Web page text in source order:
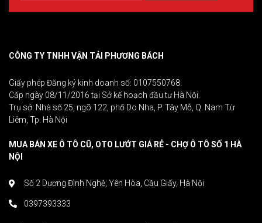
CÔNG TY TNHH VẬN TẢI PHƯƠNG BÁCH
Giấy phép Đăng ký kinh doanh số: 0107550768.
Cấp ngày 08/11/2016 tại Sở kế hoạch đầu tư Hà Nội.
Trụ sở: Nhà số 25, ngõ 122, phố Do Nha, P. Tây Mỗ, Q. Nam Từ
Liêm, Tp. Hà Nội
MUA BÁN XE Ô TÔ CŨ, OTO LƯỚT GIÁ RẺ - CHỢ Ô TÔ SỐ 1 HÀ
NỘI
Số 2 Dương Đình Nghệ, Yên Hòa, Cầu Giấy, Hà Nội
0397393333